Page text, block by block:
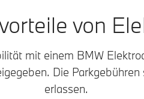
von
mit einem BMW
Die
erlassen.